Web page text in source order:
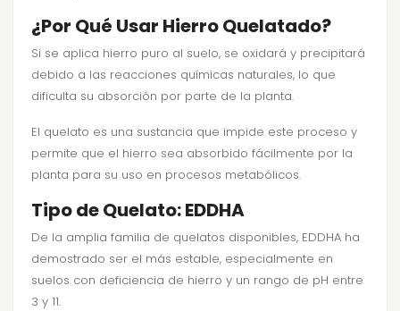
¿Por Qué Usar Hierro Quelatado?
Si se aplica hierro puro al suelo, se oxidará y precipitará
debido a las reacciones químicas naturales, lo que
dificulta su absorción por parte de la planta.
El quelato es una sustancia que impide este proceso y
permite que el hierro sea absorbido fácilmente por la
planta para su uso en procesos metabólicos.
Tipo de Quelato: EDDHA
De la amplia familia de quelatos disponibles, EDDHA ha
demostrado ser el más estable, especialmente en
suelos con deficiencia de hierro y un rango de pH entre
3 y 11.